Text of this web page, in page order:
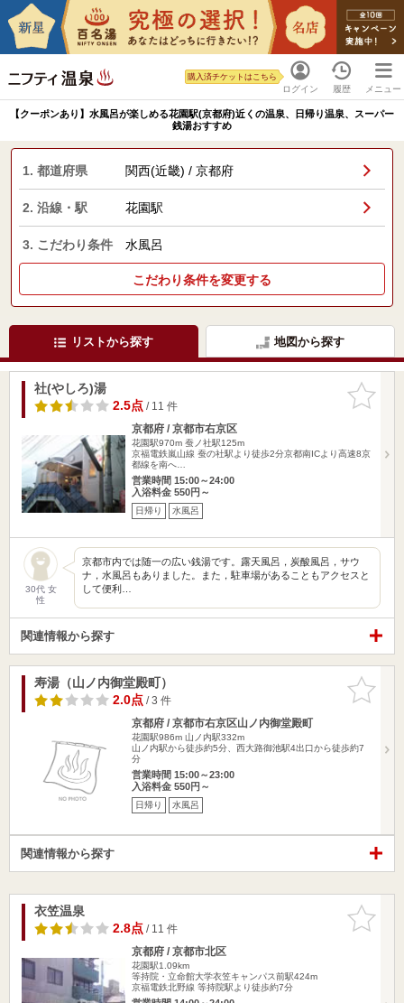
ログイン
購入済チケットはこちら
履歴 メニュー
【クーポンあり】水風呂が楽しめる花園駅(京都府)近くの温泉、日帰り温泉、スーパー
銭湯おすすめ
1. 都道府県 関西(近畿) / 京都府
2. 沿線・駅 花園駅
3. こだわり条件 水風呂
こだわり条件を変更する
リストから探す 地図から探す
お気に入
りに追加
社(やしろ)湯
2.5点/ 11 件
京都府 / 京都市右京区
花園駅970m 蚕ノ社駅125m
京福電鉄嵐山線 蚕の社駅より徒歩2分京都南ICより高速8京
都線を南へ…
営業時間 15:00～24:00
入浴料金 550円～
日帰り 水風呂
30代 女
性
京都市内では随一の広い銭湯です。露天風呂，炭酸風呂，サウ
ナ，水風呂もありました。また，駐車場があることもアクセスと
して便利…
関連情報から探す
お気に入
りに追加
寿湯（山ノ内御堂殿町）
2.0点/ 3 件
京都府 / 京都市右京区山ノ内御堂殿町
花園駅986m 山ノ内駅332m
山ノ内駅から徒歩約5分、西大路御池駅4出口から徒歩約7
分
営業時間 15:00～23:00
入浴料金 550円～
日帰り 水風呂
関連情報から探す
お気に入
りに追加
衣笠温泉
2.8点/ 11 件
京都府 / 京都市北区
花園駅1.09km
等持院・立命館大学衣笠キャンパス前駅424m
京福電鉄北野線 等持院駅より徒歩約7分